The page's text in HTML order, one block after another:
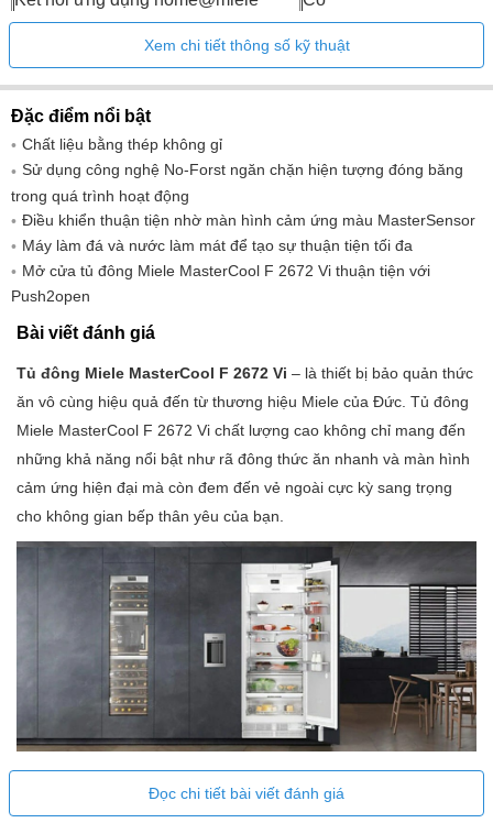
Xem chi tiết thông số kỹ thuật
Đặc điểm nổi bật
Chất liệu bằng thép không gỉ
Sử dụng công nghệ No-Forst ngăn chặn hiện tượng đóng băng
trong quá trình hoạt động
Điều khiển thuận tiện nhờ màn hình cảm ứng màu MasterSensor
Máy làm đá và nước làm mát để tạo sự thuận tiện tối đa
Mở cửa tủ đông Miele MasterCool F 2672 Vi thuận tiện với
Push2open
Bài viết đánh giá
Tủ đông Miele MasterCool F 2672 Vi – là thiết bị bảo quản thức
ăn vô cùng hiệu quả đến từ thương hiệu Miele của Đức. Tủ đông
Miele MasterCool F 2672 Vi chất lượng cao không chỉ mang đến
những khả năng nổi bật như rã đông thức ăn nhanh và màn hình
cảm ứng hiện đại mà còn đem đến vẻ ngoài cực kỳ sang trọng
cho không gian bếp thân yêu của bạn.
Tủ đông Miele MasterCool F 2672 Vi chất lượng cao
Những tính năng nổi bật của tủ đông
Đọc chi tiết bài viết đánh giá